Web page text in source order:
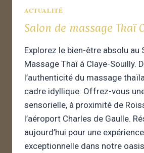
ACTUALITÉ
Salon de massage Thaï
Explorez le bien-être absolu au
Massage Thaï à Claye-Souilly.
l’authenticité du massage
cadre idyllique. Offrez-vous
sensorielle, à proximité de
l’aéroport Charles de Gaulle.
aujourd’hui pour une
exceptionnelle dans notre